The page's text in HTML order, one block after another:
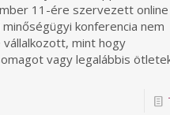
11-ére szervezett online
konferencia nem
mint hogy
vagy legalábbis